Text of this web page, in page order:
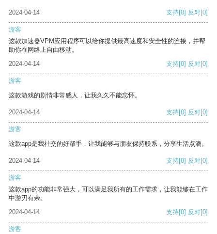
2024-04-14 支持[0] 反对[0]
游客
这款加速器VPM应用程序可以给你提供最高速度和安全性的连接，并帮
助你在网络上自由移动。
2024-04-14
支持[0] 反对[0]
游客
这款游戏的剧情非常感人，让我久久不能忘怀。
2024-04-14 支持[0] 反对[0]
游客
这款app是我社交的好帮手，让我能够与朋友保持联系，分享生活点滴。
2024-04-14 支持[0] 反对[0]
游客
这款app的功能非常强大，可以满足我所有的工作需求，让我能够在工作
中游刃有余。
2024-04-14
支持[0] 反对[0]
游客